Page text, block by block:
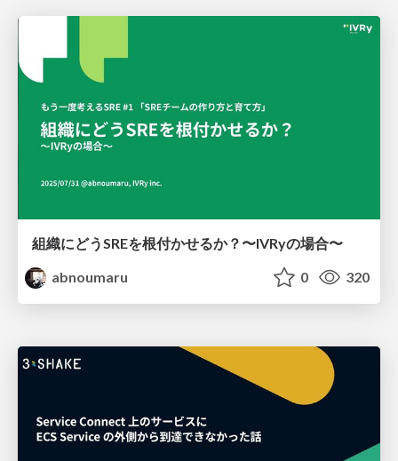
組織にどうSREを根付かせるか？〜IVRyの場合〜
abnoumaru
0 320